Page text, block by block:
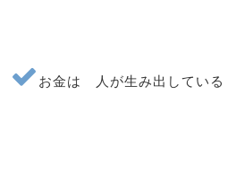
お金は 人が生み出している